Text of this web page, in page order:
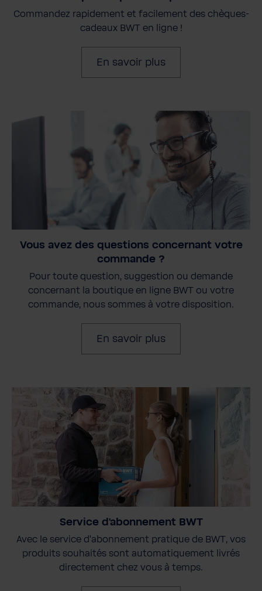
Commandez rapidement et facilement des chèques-
cadeaux BWT en ligne !
En savoir plus
Vous avez des questions concernant votre
commande ?
Pour toute question, suggestion ou demande
concernant la boutique en ligne BWT ou votre
commande, nous sommes à votre disposition.
En savoir plus
Service d'abonnement BWT
Avec le service d'abonnement pratique de BWT, vos
produits souhaités sont automatiquement livrés
directement chez vous à temps.